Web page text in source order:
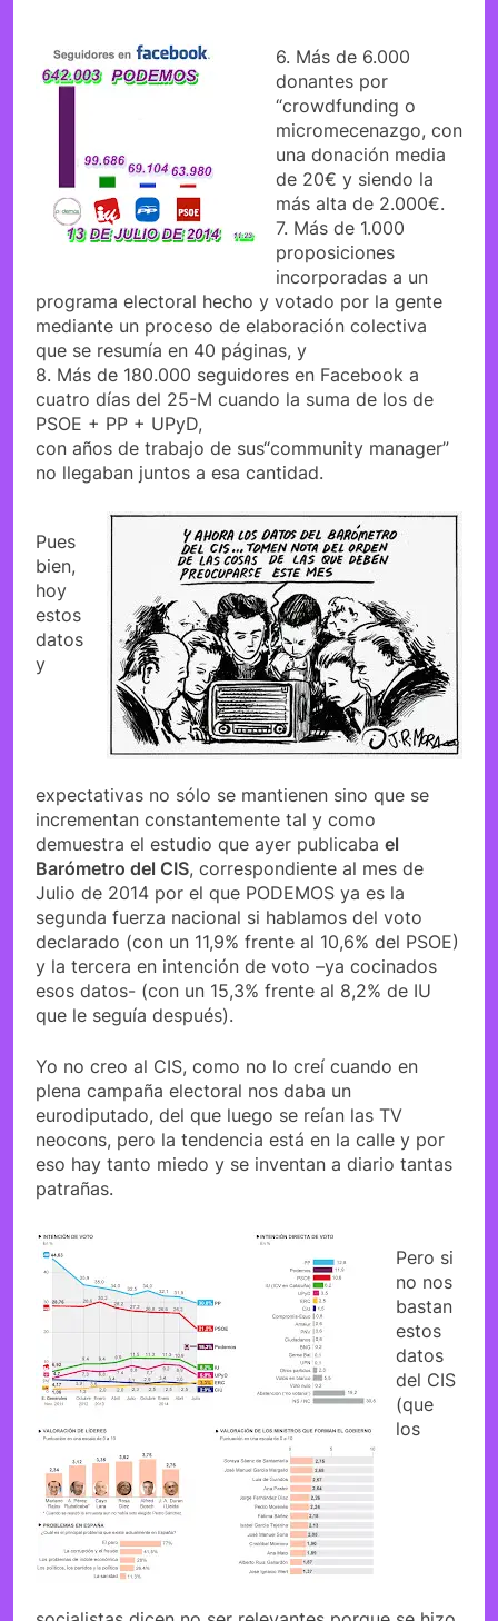
6. Más de 6.000
donantes por
“crowdfunding o
micromecenazgo, con
una donación media
de 20€ y siendo la
más alta de 2.000€.
7. Más de 1.000
proposiciones
incorporadas a un
programa electoral hecho y votado por la gente
mediante un proceso de elaboración colectiva
que se resumía en 40 páginas, y
8. Más de 180.000 seguidores en Facebook a
cuatro días del 25-M cuando la suma de los de
PSOE + PP + UPyD,
con años de trabajo de sus“community manager”
no llegaban juntos a esa cantidad.
Pues
bien,
hoy
estos
datos
y
expectativas no sólo se mantienen sino que se
incrementan constantemente tal y como
demuestra el estudio que ayer publicaba el
Barómetro del CIS, correspondiente al mes de
Julio de 2014 por el que PODEMOS ya es la
segunda fuerza nacional si hablamos del voto
declarado (con un 11,9% frente al 10,6% del PSOE)
y la tercera en intención de voto –ya cocinados
esos datos- (con un 15,3% frente al 8,2% de IU
que le seguía después).
Yo no creo al CIS, como no lo creí cuando en
plena campaña electoral nos daba un
eurodiputado, del que luego se reían las TV
neocons, pero la tendencia está en la calle y por
eso hay tanto miedo y se inventan a diario tantas
patrañas.
Pero si
no nos
bastan
estos
datos
del CIS
(que
los